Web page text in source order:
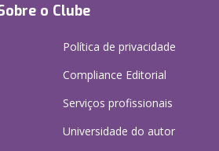
o Clube
Política de privacidade
Compliance Editorial
Serviços profissionais
Universidade do autor